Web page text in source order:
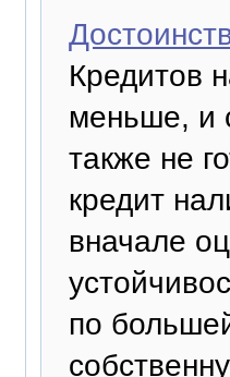
Кредитов
меньше, и
также не
кредит
вначале
по